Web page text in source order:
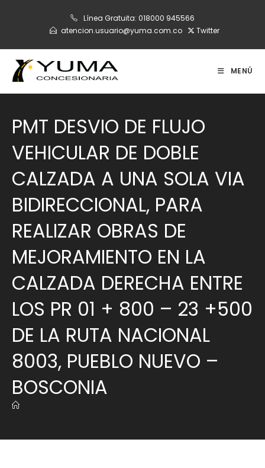
Línea Gratuita: 018000 945566
atencion.usuario@yuma.com.co
Twitter
MENÚ
PMT DESVIO DE FLUJO
VEHICULAR DE DOBLE
CALZADA A UNA SOLA VIA
BIDIRECCIONAL, PARA
REALIZAR OBRAS DE
MEJORAMIENTO EN LA
CALZADA DERECHA ENTRE
LOS PR 01 + 800 – 23 +500
DE LA RUTA NACIONAL
8003, PUEBLO NUEVO –
BOSCONIA